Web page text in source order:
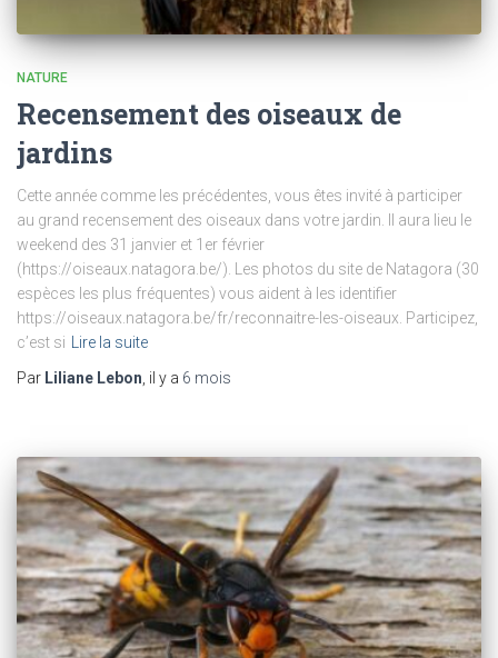
NATURE
Recensement des oiseaux de
jardins
Cette année comme les précédentes, vous êtes invité à participer
au grand recensement des oiseaux dans votre jardin. Il aura lieu le
weekend des 31 janvier et 1er février
(https://oiseaux.natagora.be/). Les photos du site de Natagora (30
espèces les plus fréquentes) vous aident à les identifier
https://oiseaux.natagora.be/fr/reconnaitre-les-oiseaux. Participez,
c’est si
Lire la suite
Par Liliane Lebon , il y a 6 mois